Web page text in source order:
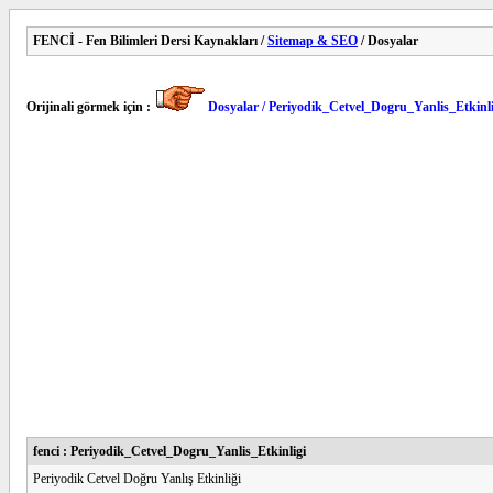
FENCİ - Fen Bilimleri Dersi Kaynakları /Sitemap & SEO / Dosyalar
Orijinali görmek için : Dosyalar /
fenci : Periyodik_Cetvel_Dogru_Yanlis_Etkinligi
Periyodik Cetvel Doğru Yanlış Etkinliği